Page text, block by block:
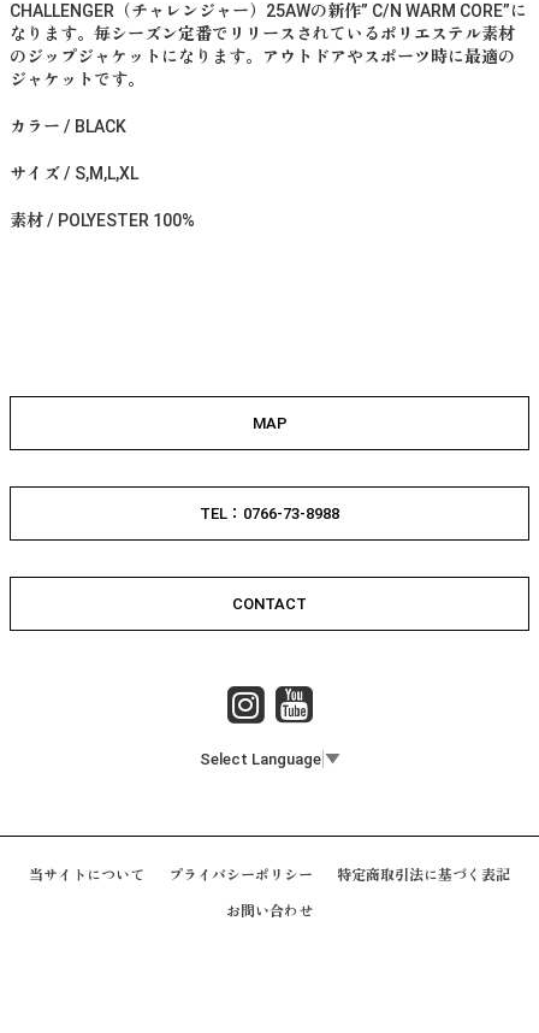
CHALLENGER（チャレンジャー）25AWの新作” C/N WARM CORE”に
なります。毎シーズン定番でリリースされているポリエステル素材
のジップジャケットになります。アウトドアやスポーツ時に最適の
ジャケットです。
カラー / BLACK
サイズ / S,M,L,XL
素材 / POLYESTER 100%
MAP
TEL：0766-73-8988
CONTACT
Select Language ▼
当サイトについて プライバシーポリシー 特定商取引法に基づく表記
お問い合わせ